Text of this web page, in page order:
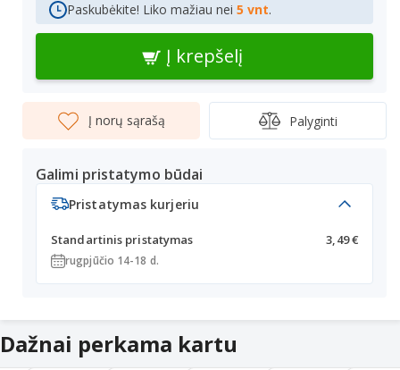
Paskubėkite! Liko mažiau nei 5 vnt.
Į krepšelį
Į norų sąrašą Palyginti
Galimi pristatymo būdai
Pristatymas kurjeriu
Standartinis pristatymas 3,49 €
rugpjūčio 14-18 d.
Dažnai perkama kartu